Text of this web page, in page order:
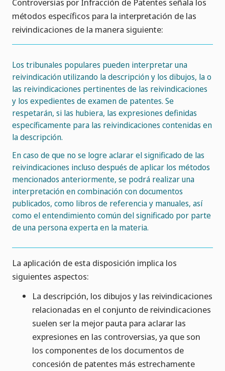
Controversias por Infracción de Patentes señala los
métodos específicos para la interpretación de las
reivindicaciones de la manera siguiente:
Los tribunales populares pueden interpretar una
reivindicación utilizando la descripción y los dibujos, la o
las reivindicaciones pertinentes de las reivindicaciones
y los expedientes de examen de patentes. Se
respetarán, si las hubiera, las expresiones definidas
específicamente para las reivindicaciones contenidas en
la descripción.
En caso de que no se logre aclarar el significado de las
reivindicaciones incluso después de aplicar los métodos
mencionados anteriormente, se podrá realizar una
interpretación en combinación con documentos
publicados, como libros de referencia y manuales, así
como el entendimiento común del significado por parte
de una persona experta en la materia.
La aplicación de esta disposición implica los
siguientes aspectos:
La descripción, los dibujos y las reivindicaciones
relacionadas en el conjunto de reivindicaciones
suelen ser la mejor pauta para aclarar las
expresiones en las controversias, ya que son
los componentes de los documentos de
concesión de patentes más estrechamente